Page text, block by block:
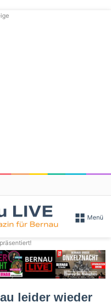
Menü
leider wieder